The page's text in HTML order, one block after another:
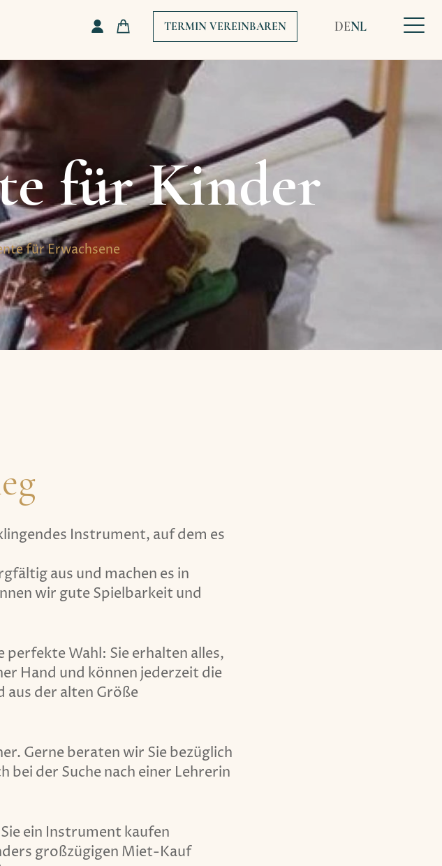
TERMIN VEREINBAREN DENL
für Kinder
für Erwachsene
Instrument, auf dem es
aus und machen es in
wir gute Spielbarkeit und
Wahl: Sie erhalten alles,
Hand und können jederzeit die
der alten Größe
Gerne beraten wir Sie bezüglich
bei der Suche nach einer Lehrerin
ein Instrument kaufen
großzügigen Miet-Kauf